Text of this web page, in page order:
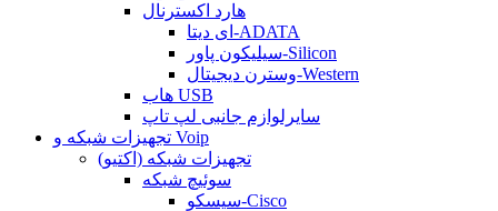
هارد اکسترنال
ای دیتا-ADATA
سیلیکون پاور-Silicon
وسترن دیجیتال-Western
هاب USB
سایرلوازم جانبی لپ تاپ
تجهیزات شبکه و Voip
تجهیزات شبکه (اکتیو)
سوئیچ شبکه
سیسکو-Cisco